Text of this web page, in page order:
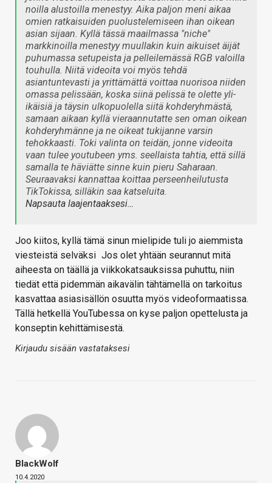
noilla alustoilla menestyy. Aika paljon meni aikaa
omien ratkaisuiden puolustelemiseen ihan oikean
asian sijaan. Kyllä tässä maailmassa "niche"
markkinoilla menestyy muullakin kuin aikuiset äijät
puhumassa setupeista ja pelleilemässä RGB valoilla
touhulla. Niitä videoita voi myös tehdä
asiantuntevasti ja yrittämättä voittaa nuorisoa niiden
omassa pelissään, koska siinä pelissä te olette yli-
ikäisiä ja täysin ulkopuolella siitä kohderyhmästä,
samaan aikaan kyllä vieraannutatte sen oman oikean
kohderyhmänne ja ne oikeat tukijanne varsin
tehokkaasti. Toki valinta on teidän, jonne videoita
vaan tulee youtubeen yms. seellaista tahtia, että sillä
samalla te häviätte sinne kuin pieru Saharaan.
Seuraavaksi kannattaa koittaa perseenheilutusta
TikTokissa, silläkin saa katseluita.
Napsauta laajentaaksesi…
Joo kiitos, kyllä tämä sinun mielipide tuli jo aiemmista
viesteistä selväksi Jos olet yhtään seurannut mitä
aiheesta on täällä ja viikkokatsauksissa puhuttu, niin
tiedät että pidemmän aikavälin tähtämellä on tarkoitus
kasvattaa asiasisällön osuutta myös videoformaatissa.
Tällä hetkellä YouTubessa on kyse paljon opettelusta ja
konseptin kehittämisestä.
Kirjaudu sisään vastataksesi
BlackWolf
10.4.2020